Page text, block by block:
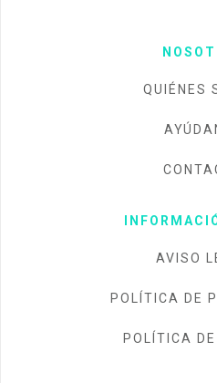
QUIÉNES
AVISO
POLÍTICA DE
POLÍTICA